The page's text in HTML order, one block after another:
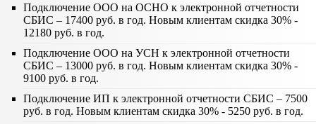
Подключение ООО на ОСНО к электронной отчетности
СБИС – 17400 руб. в год. Новым клиентам скидка 30% -
12180 руб. в год.
Подключение ООО на УСН к электронной отчетности
СБИС – 13000 руб. в год. Новым клиентам скидка 30% -
9100 руб. в год.
Подключение ИП к электронной отчетности СБИС – 7500
руб. в год. Новым клиентам скидка 30% - 5250 руб. в год.